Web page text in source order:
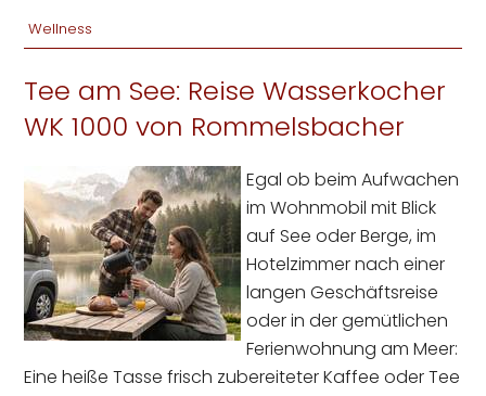
Wellness
Tee am See: Reise Wasserkocher
WK 1000 von Rommelsbacher
Egal ob beim Aufwachen
im Wohnmobil mit Blick
auf See oder Berge, im
Hotelzimmer nach einer
langen Geschäftsreise
oder in der gemütlichen
Ferienwohnung am Meer:
Eine heiße Tasse frisch zubereiteter Kaffee oder Tee